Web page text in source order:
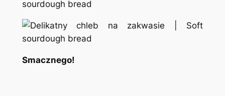
Smacznego!